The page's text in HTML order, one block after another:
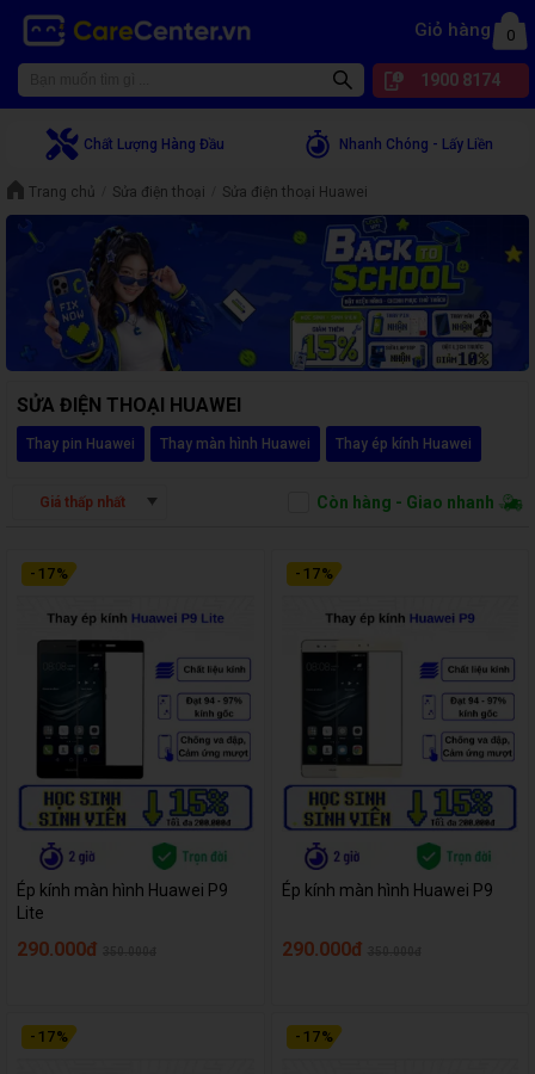
Giỏ hàng 0
1900 8174
Chất Lượng Hàng Đầu Nhanh Chóng - Lấy Liền
Trang chủ Sửa điện thoại Sửa điện thoại Huawei
SỬA ĐIỆN THOẠI HUAWEI
Thay pin Huawei Thay màn hình Huawei Thay ép kính Huawei
Giá thấp nhất Còn hàng - Giao nhanh
- 17%
Ép kính màn hình Huawei P9
Lite
290.000đ
- 17%
Ép kính màn hình Huawei P9
290.000đ
- 17% - 17%